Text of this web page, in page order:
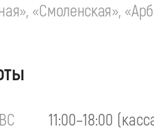
«Смоленская»,
11:00–18:00